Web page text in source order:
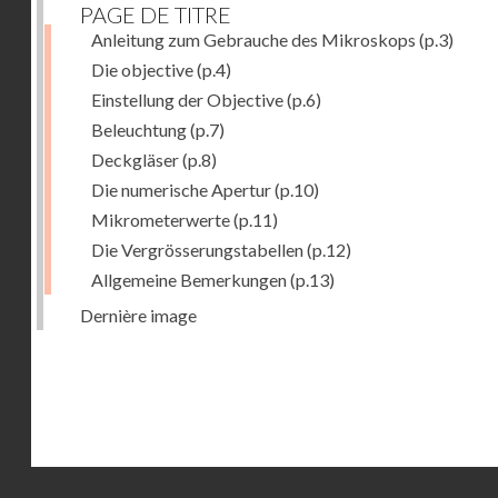
PAGE DE TITRE
Anleitung zum Gebrauche des Mikroskops (p.3)
Die objective(p.4)
Einstellung der Objective(p.6)
Beleuchtung(p.7)
Deckgläser(p.8)
Die numerische Apertur(p.10)
Mikrometerwerte(p.11)
Die Vergrösserungstabellen(p.12)
Allgemeine Bemerkungen(p.13)
Dernière image